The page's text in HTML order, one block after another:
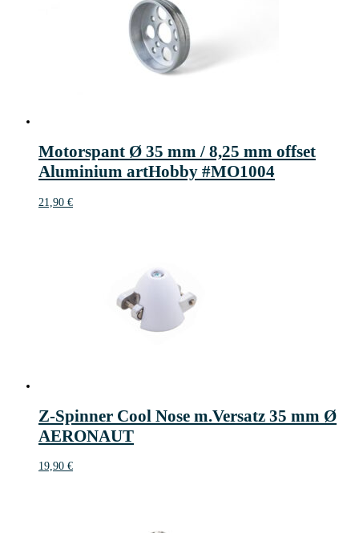
Motorspant Ø 35 mm / 8,25 mm offset
Aluminium artHobby #MO1004
21,90 €
Z-Spinner Cool Nose m.Versatz 35 mm Ø
AERONAUT
19,90 €